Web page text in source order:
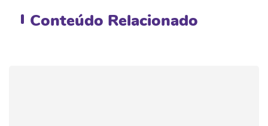
Conteúdo Relacionado